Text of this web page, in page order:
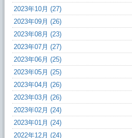
2023年10月 (27)
2023年09月 (26)
2023年08月 (23)
2023年07月 (27)
2023年06月 (25)
2023年05月 (25)
2023年04月 (26)
2023年03月 (26)
2023年02月 (24)
2023年01月 (24)
2022年12月 (24)